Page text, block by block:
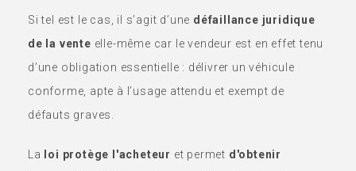
Si tel est le cas, il s’agit d’une défaillance juridique
de la vente elle-même car le vendeur est en effet tenu
d’une obligation essentielle : délivrer un véhicule
conforme, apte à l’usage attendu et exempt de
défauts graves.
La loi protège l'acheteur et permet d'obtenir